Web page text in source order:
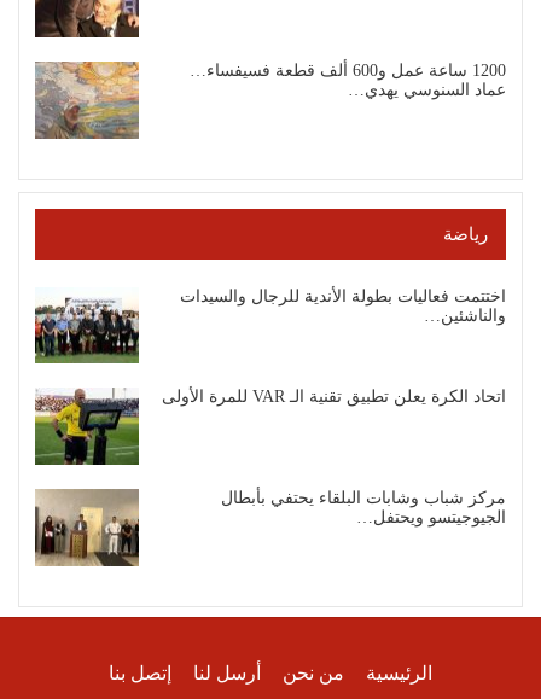
1200 ساعة عمل و600 ألف قطعة فسيفساء…
عماد السنوسي يهدي…
رياضة
اختتمت فعاليات بطولة الأندية للرجال والسيدات
والناشئين…
اتحاد الكرة يعلن تطبيق تقنية الـ VAR للمرة الأولى
مركز شباب وشابات البلقاء يحتفي بأبطال
الجيوجيتسو ويحتفل…
الرئيسية من نحن أرسل لنا إتصل بنا